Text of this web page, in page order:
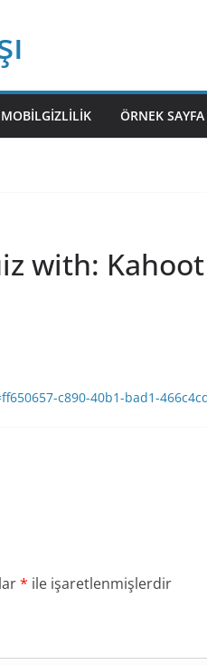
MOBILGIZLILIK ÖRNEK SAYFA
with:
c890-40b1-bad1-
* ile işaretlenmişlerdir